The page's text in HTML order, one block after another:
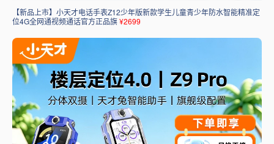
【新品上市】小天才电话手表Z12少年版新款学生儿童青少年防水智能精准定
位4G全网通视频通话官方正品旗¥2699